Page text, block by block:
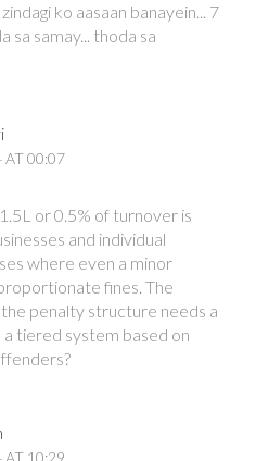
ko aasaan banayein... 7
sa samay... thoda sa
AT 00:07
or 0.5% of turnover is
and individual
where even a minor
fines. The
penalty structure needs a
tiered system based on